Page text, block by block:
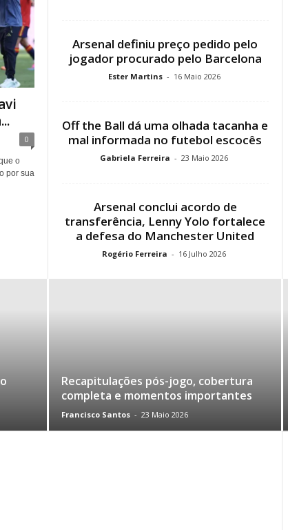
0
o
por sua
Arsenal definiu preço pedido pelo
jogador procurado pelo Barcelona
Ester Martins - 16 Maio 2026
Off the Ball dá uma olhada tacanha e
mal informada no futebol escocês
Gabriela Ferreira - 23 Maio 2026
Arsenal conclui acordo de
transferência, Lenny Yolo fortalece
a defesa do Manchester United
Rogério Ferreira - 16 Julho 2026
Recapitulações pós-jogo, cobertura
completa e momentos importantes
Francisco Santos - 23 Maio 2026